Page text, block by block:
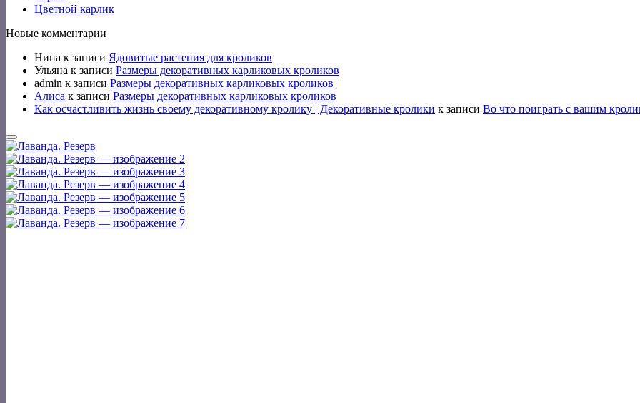
Цветной карлик
Новые комментарии
Нина к записи Ядовитые растения для кроликов
Ульяна к записи Размеры декоративных карликовых кроликов
admin к записи Размеры декоративных карликовых кроликов
Алиса к записи Размеры декоративных карликовых кроликов
Как осчастливить жизнь своему декоративному кролику | Декоративные кролики к записи Во что поиграть с вашим